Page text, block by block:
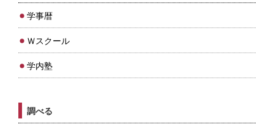
学事暦
Ｗスクール
学内塾
調べる